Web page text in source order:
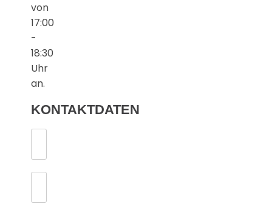
von
17:00
-
18:30
Uhr
an.
KONTAKTDATEN